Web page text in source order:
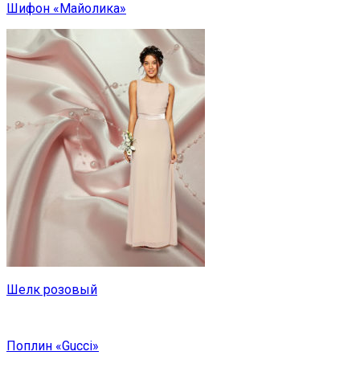
Шифон «Майолика»
Шелк розовый
Поплин «Gucci»